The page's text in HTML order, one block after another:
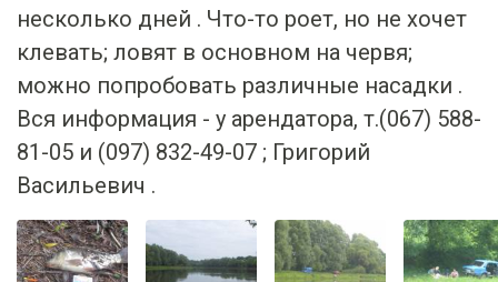
несколько дней . Что-то роет, но не хочет
клевать; ловят в основном на червя;
можно попробовать различные насадки .
Вся информация - у арендатора, т.(067) 588-
81-05 и (097) 832-49-07 ; Григорий
Васильевич .